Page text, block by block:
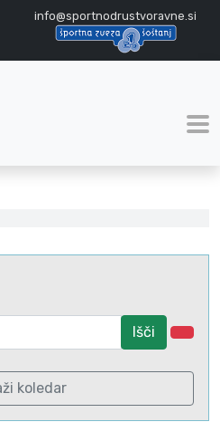
info@sportnodrustvoravne.si
Išči
koledar